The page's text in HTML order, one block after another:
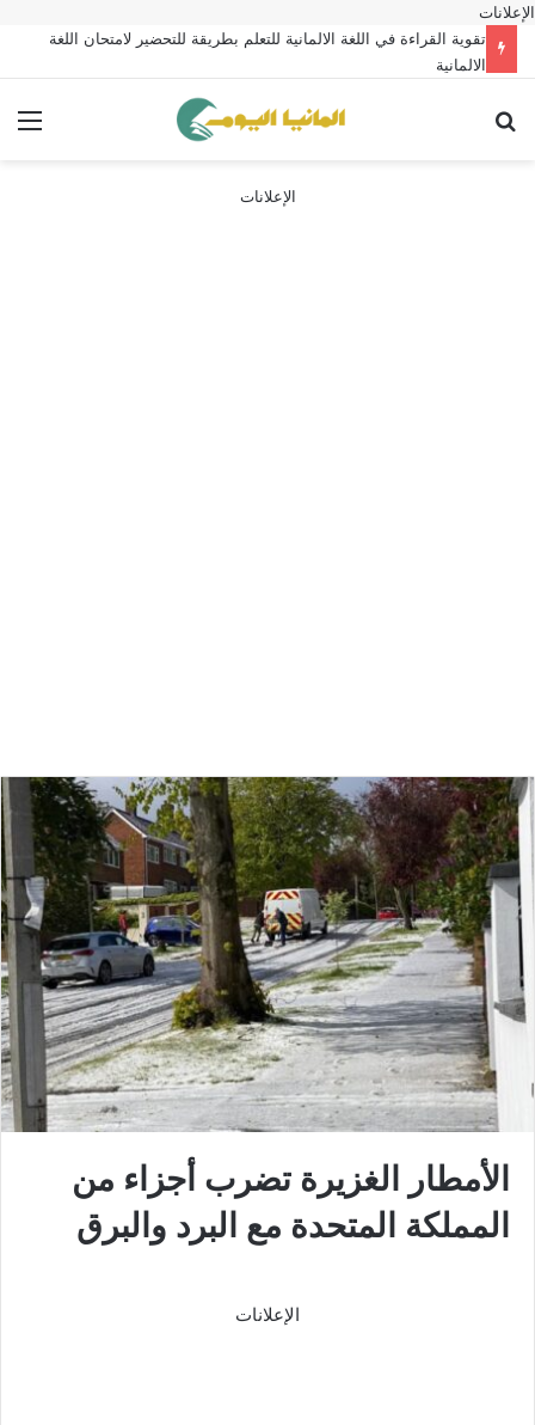
الإعلانات
تقوية القراءة في اللغة الالمانية للتعلم بطريقة للتحضير لامتحان اللغة
الالمانية
الإعلانات
الأمطار الغزيرة تضرب أجزاء من
المملكة المتحدة مع البرد والبرق
الإعلانات